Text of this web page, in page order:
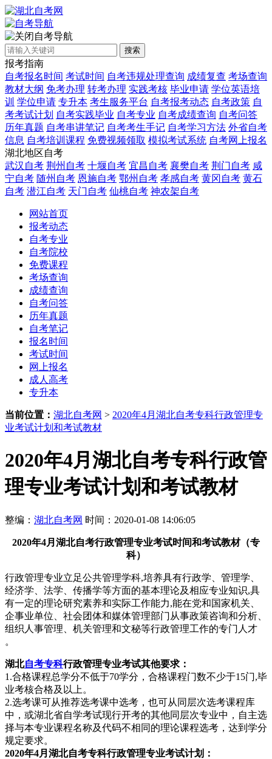
自考导航
搜索
报考指南
自考报名时间 考试时间 自考违规处理查询 成绩复查 考场查询
教材大纲 免考办理 转考办理 实践考核 毕业申请 学位英语培
训 学位申请 专升本 考生服务平台 自考报考动态 自考政策 自
考考试计划 自考实践毕业 自考专业 自考成绩查询 自考问答
历年真题 自考串讲笔记 自考考生手记 自考学习方法 外省自考
信息 自考培训课程 免费视频领取 模拟考试系统 自考网上报名
湖北地区自考
武汉自考 荆州自考 十堰自考 宜昌自考 襄樊自考 荆门自考 咸
宁自考 随州自考 恩施自考 鄂州自考 孝感自考 黄冈自考 黄石
自考 潜江自考 天门自考 仙桃自考 神农架自考
网站首页
报考动态
自考专业
自考院校
免费课程
考场查询
成绩查询
自考问答
历年真题
自考笔记
报名时间
考试时间
网上报名
成人高考
专升本
当前位置： 湖北自考网 > 2020年4月湖北自考专科行政管理专
业考试计划和考试教材
2020年4月湖北自考专科行政管
理专业考试计划和考试教材
整编： 湖北自考网 时间：2020-01-08 14:06:05
2020年4月湖北自考行政管理专业考试时间和考试教材（专
科）
行政管理专业立足公共管理学科,培养具有行政学、管理学、
经济学、法学、传播学等方面的基本理论及相应专业知识,具
有一定的理论研究素养和实际工作能力,能在党和国家机关、
企事业单位、社会团体和媒体管理部门从事政策咨询和分析、
组织人事管理、机关管理和文秘等行政管理工作的专门人才
。
湖北自考专科行政管理专业考试其他要求：
1.合格课程总学分不低于70学分，合格课程门数不少于15门,毕
业考核合格及以上。
2.选考课可从推荐选考课中选考，也可从同层次选考课程库
中，或湖北省自学考试现行开考的其他同层次专业中，自主选
择与本专业课程名称及代码不相同的理论课程选考，达到学分
规定要求。
2020年4月湖北自考专科行政管理专业考试计划：